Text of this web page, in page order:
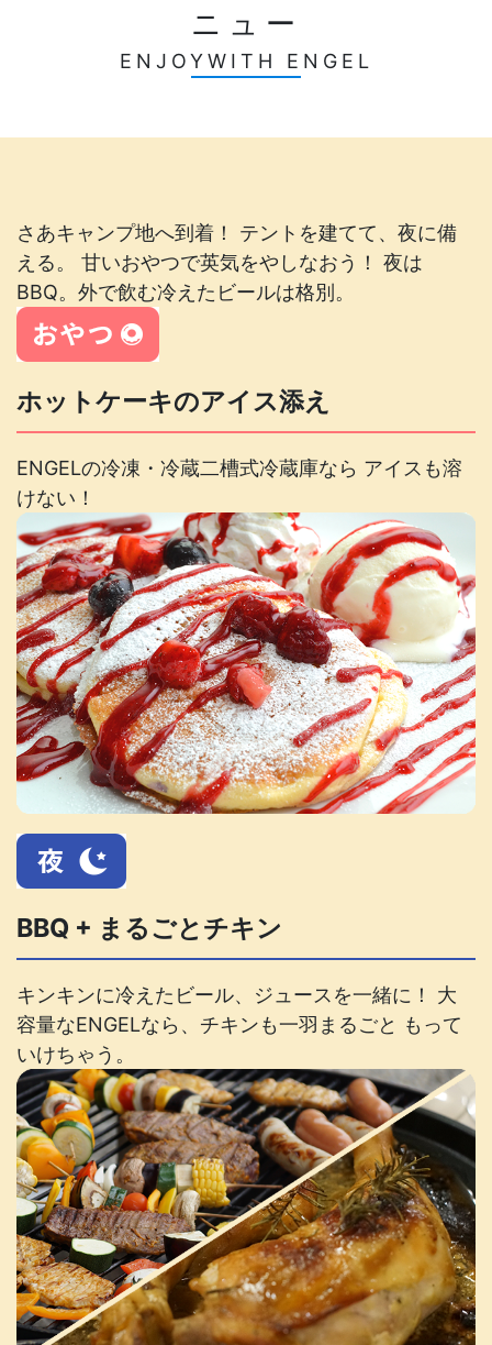
ニュー
ENJOYWITH ENGEL
さあキャンプ地へ到着！ テントを建てて、夜に備
える。 甘いおやつで英気をやしなおう！ 夜は
BBQ。外で飲む冷えたビールは格別。
ホットケーキのアイス添え
ENGELの冷凍・冷蔵二槽式冷蔵庫なら アイスも溶
けない！
BBQ + まるごとチキン
キンキンに冷えたビール、ジュースを一緒に！ 大
容量なENGELなら、チキンも一羽まるごと もって
いけちゃう。